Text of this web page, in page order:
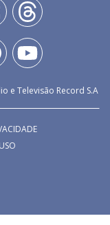
e Televisão Record S.A